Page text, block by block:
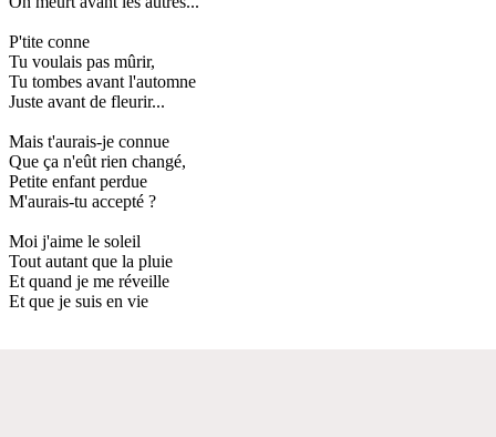
P'tite conne
Tu voulais pas mûrir,
Tu tombes avant l'automne
Juste avant de fleurir...
Mais t'aurais-je connue
Que ça n'eût rien changé,
Petite enfant perdue
M'aurais-tu accepté ?
Moi j'aime le soleil
Tout autant que la pluie
Et quand je me réveille
Et que je suis en vie